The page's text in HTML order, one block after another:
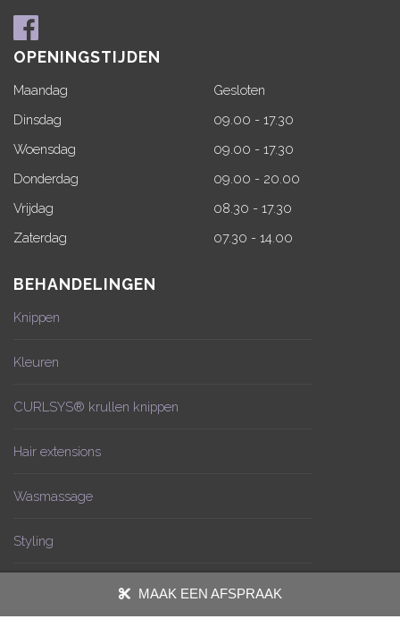
MAAK EEN AFSPRAAK
OPENINGSTIJDEN
Maandag
Dinsdag
Woensdag
Donderdag
Vrijdag
Zaterdag
Gesloten
09.00 - 17.30
09.00 - 17.30
09.00 - 20.00
08.30 - 17.30
07.30 - 14.00
BEHANDELINGEN
Knippen
Kleuren
CURLSYS® krullen knippen
Hair extensions
Wasmassage
Styling
© De Kapperij Elst | 2026 |Privacyverklaring